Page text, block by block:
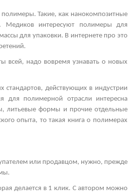
Такие, как нанокомпозитные
Медиков интересуют полимеры для
для упаковки. В интернете про это
всей, надо вовремя узнавать о новых
действующих в индустрии
для полимерной отрасли интересна
литьевые формы и прочие отдельные
опыта, то такая книга о полимерах
или продавцом, нужно, прежде
делается в 1 клик. С автором можно